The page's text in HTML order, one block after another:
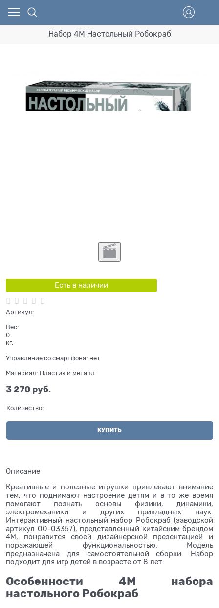
Набор 4M Настольный Робокраб
Есть в наличии
Артикул:
Вес:
0
кг.
Управление со смартфона: нет
Материал: Пластик и металл
3 270 руб.
Количество:
КУПИТЬ
Описание
Креативные и полезные игрушки привлекают внимание
тем, что поднимают настроение детям и в то же время
помогают познать основы физики, динамики,
электромеханики и других прикладных наук.
Интерактивный настольный набор Робокраб (заводской
артикул 00-03357), представленный китайским брендом
4М, понравится своей дизайнерской презентацией и
поражающей функциональностью. Модель
предназначена для самостоятельной сборки. Набор
подходит для игр детей в возрасте от 8 лет.
Особенности 4М набора
настольного Робокраб